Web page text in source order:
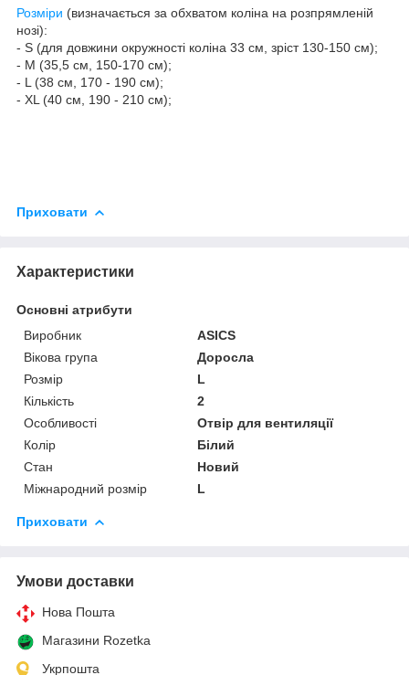
Розміри (визначається за обхватом коліна на розпрямленій
нозі):
- S (для довжини окружності коліна 33 см, зріст 130-150 см);
- М (35,5 см, 150-170 см);
- L (38 см, 170 - 190 см);
- XL (40 см, 190 - 210 см);
Приховати
Характеристики
Основні атрибути
Виробник
ASICS
Вікова група
Доросла
Розмір
L
Кількість
2
Особливості
Отвір для вентиляції
Колір
Білий
Стан
Новий
Міжнародний розмір
L
Приховати
Умови доставки
Нова Пошта
Магазини Rozetka
Укрпошта